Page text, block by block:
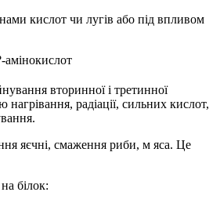
кислот чи лугів або під впливом
вторинної і третинної
нагрівання, радіації, сильних кислот,
яєчні, смаження риби, м яса. Це
білок: